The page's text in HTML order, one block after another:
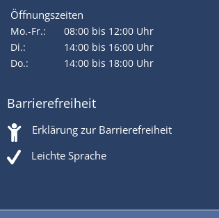
Öffnungszeiten
Mo.-Fr.:
08:00 bis 12:00 Uhr
Di.:
14:00 bis 16:00 Uhr
Do.:
14:00 bis 18:00 Uhr
Barrierefreiheit
Erklärung zur Barrierefreiheit
Leichte Sprache